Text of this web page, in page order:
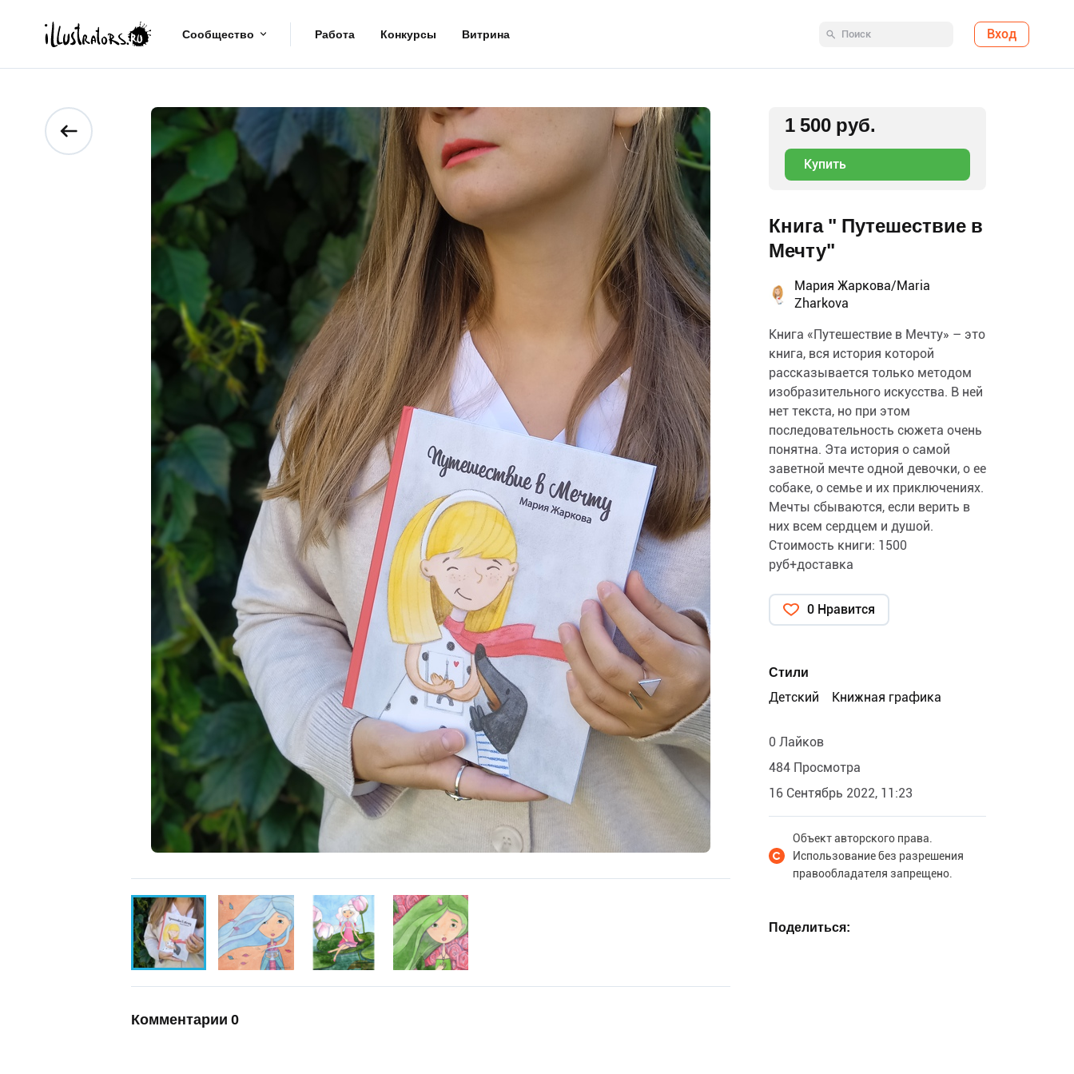
Сообщество Работа Конкурсы Витрина Вход
Комментарии 0
1 500 руб.
Купить
Книга " Путешествие в
Мечту"
Мария Жаркова/Maria
Zharkova
Книга «Путешествие в Мечту» – это
книга, вся история которой
рассказывается только методом
изобразительного искусства. В ней
нет текста, но при этом
последовательность сюжета очень
понятна. Эта история о самой
заветной мечте одной девочки, о ее
собаке, о семье и их приключениях.
Мечты сбываются, если верить в
них всем сердцем и душой.
Стоимость книги: 1500
руб+доставка
0 Нравится
Стили
Детский
Книжная графика
0 Лайков
484 Просмотра
16 Сентябрь 2022, 11:23
Объект авторского права.
Использование без разрешения
правообладателя запрещено.
Поделиться